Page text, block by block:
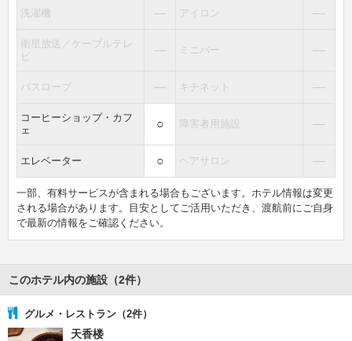
洗濯機 ― アイロン ―
衛星放送／ケーブルテレ
ビ
― ミニバー ―
バスローブ ― キチネット ―
コーヒーショップ・カフ
ェ
○ 障害者用施設 ―
エレベーター ○ ヘアサロン ―
一部、有料サービスが含まれる場合もございます。ホテル情報は変更
される場合があります。目安としてご活用いただき、渡航前にご自身
で最新の情報をご確認ください。
このホテル内の施設（2件）
グルメ・レストラン（2件）
天香楼